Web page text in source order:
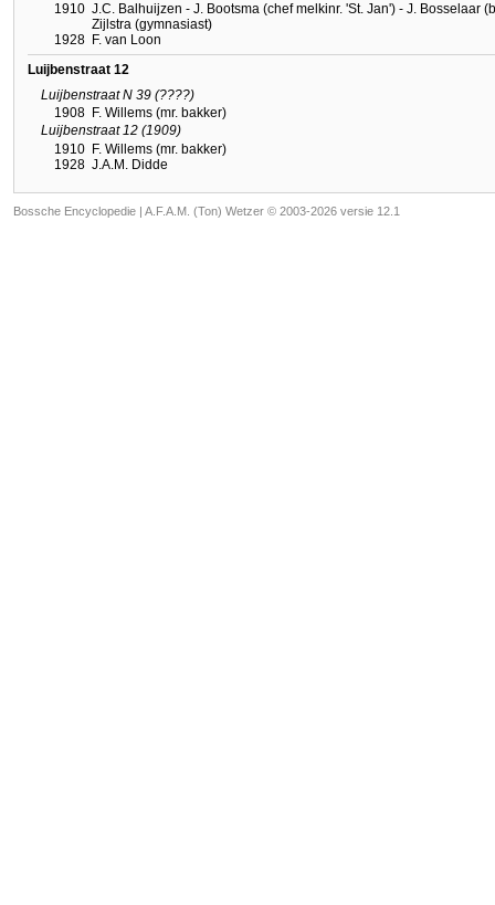
1910 J.C. Balhuijzen - J. Bootsma (chef melkinr. 'St. Jan') - J. Bosselaar
Zijlstra (gymnasiast)
1928 F. van Loon
Luijbenstraat 12
Luijbenstraat N 39 (????)
1908 F. Willems (mr. bakker)
Luijbenstraat 12 (1909)
1910 F. Willems (mr. bakker)
1928 J.A.M. Didde
Bossche Encyclopedie | A.F.A.M. (Ton) Wetzer © 2003-2026 versie 12.1